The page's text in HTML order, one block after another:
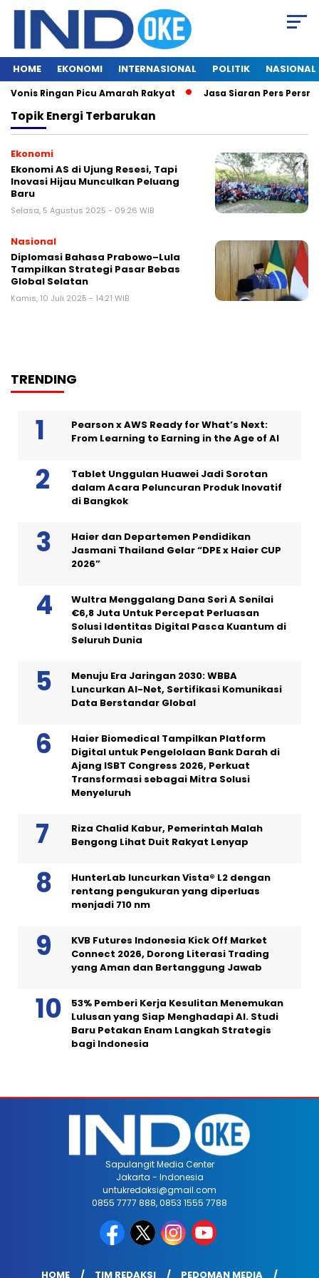
HOME EKONOMI INTERNASIONAL POLITIK NASIONAL
Ringan Picu Amarah Rakyat Jasa Siaran Pers
TopikEnergi Terbarukan
Ekonomi
Ekonomi AS di Ujung Resesi, Tapi
Inovasi Hijau Munculkan Peluang
Baru
Selasa, 5 Agustus 2025 - 09:26 WIB
Nasional
Diplomasi Bahasa Prabowo–Lula
Tampilkan Strategi Pasar Bebas
Global Selatan
Kamis, 10 Juli 2025 - 14:21 WIB
TRENDING
Pearson x AWS Ready for What’s Next:
From Learning to Earning in the Age of AI
Tablet Unggulan Huawei Jadi Sorotan
dalam Acara Peluncuran Produk Inovatif
di Bangkok
Haier dan Departemen Pendidikan
Jasmani Thailand Gelar “DPE x Haier CUP
2026”
Wultra Menggalang Dana Seri A Senilai
€6,8 Juta Untuk Percepat Perluasan
Solusi Identitas Digital Pasca Kuantum di
Seluruh Dunia
Menuju Era Jaringan 2030: WBBA
Luncurkan AI-Net, Sertifikasi Komunikasi
Data Berstandar Global
Haier Biomedical Tampilkan Platform
Digital untuk Pengelolaan Bank Darah di
Ajang ISBT Congress 2026, Perkuat
Transformasi sebagai Mitra Solusi
Menyeluruh
Riza Chalid Kabur, Pemerintah Malah
Bengong Lihat Duit Rakyat Lenyap
HunterLab luncurkan Vista® L2 dengan
rentang pengukuran yang diperluas
menjadi 710 nm
KVB Futures Indonesia Kick Off Market
Connect 2026, Dorong Literasi Trading
yang Aman dan Bertanggung Jawab
53% Pemberi Kerja Kesulitan Menemukan
Lulusan yang Siap Menghadapi AI. Studi
Baru Petakan Enam Langkah Strategis
bagi Indonesia
Sapulangit Media Center
Jakarta - Indonesia
untukredaksi@gmail.com
0855 7777 888, 0853 1555 7788
HOME TIM REDAKSI PEDOMAN MEDIA